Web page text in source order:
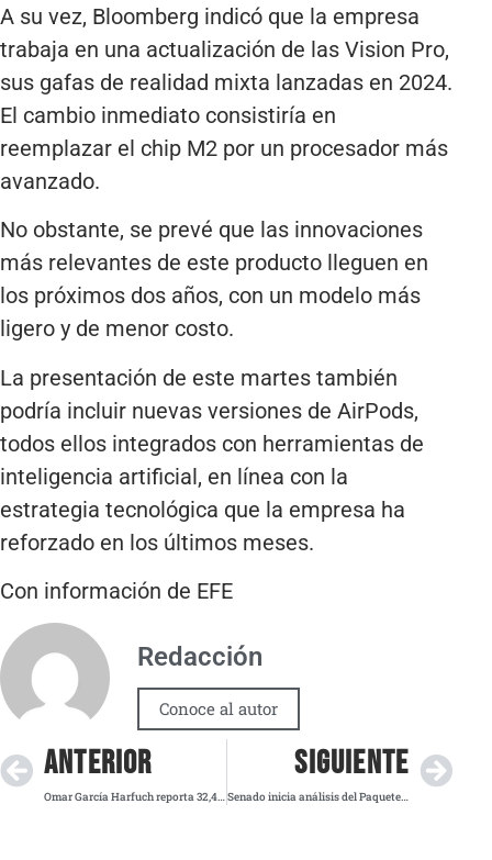
A su vez, Bloomberg indicó que la empresa
trabaja en una actualización de las Vision Pro,
sus gafas de realidad mixta lanzadas en 2024.
El cambio inmediato consistiría en
reemplazar el chip M2 por un procesador más
avanzado.
No obstante, se prevé que las innovaciones
más relevantes de este producto lleguen en
los próximos dos años, con un modelo más
ligero y de menor costo.
La presentación de este martes también
podría incluir nuevas versiones de AirPods,
todos ellos integrados con herramientas de
inteligencia artificial, en línea con la
estrategia tecnológica que la empresa ha
reforzado en los últimos meses.
Con información de EFE
Redacción
Conoce al autor
ANTERIOR
Omar García Harfuch reporta 32,400 detenciones y 32% de reducción en homicidios
SIGUIENTE
Senado inicia análisis del Paquete Económico 2026